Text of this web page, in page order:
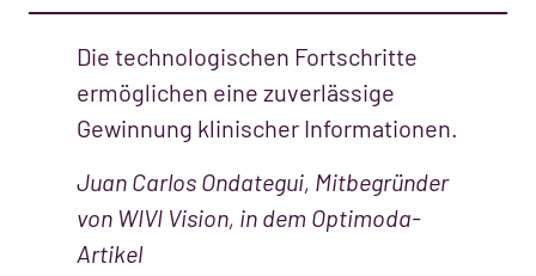
Die technologischen Fortschritte
ermöglichen eine zuverlässige
Gewinnung klinischer Informationen.
Juan Carlos Ondategui, Mitbegründer
von WIVI Vision, in dem Optimoda-
Artikel